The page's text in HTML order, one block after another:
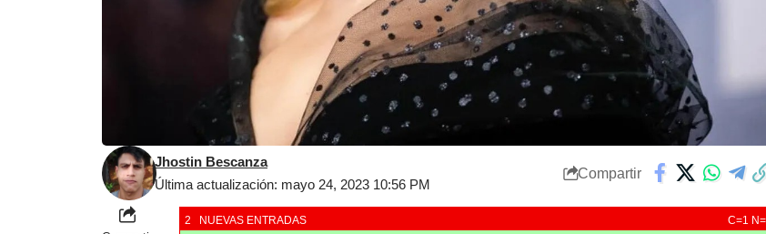
Última actualización: mayo 24, 2023 10:56 PM
Jhostin Bescanza
Compartir
2 NUEVAS ENTRADAS C=1